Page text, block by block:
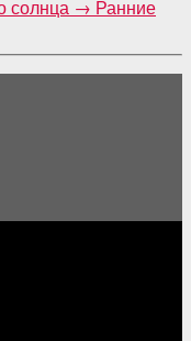
солнца → Ранние